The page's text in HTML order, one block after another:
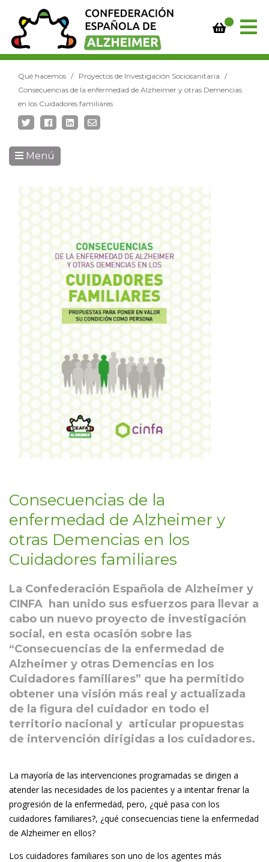
Qué hacemos
Proyectos de Investigación Sociosanitaria
Consecuencias de la enfermedad de Alzheimer y otras Demencias
en los Cuidadores familiares
Menú
Consecuencias de la
enfermedad de Alzheimer y
otras Demencias en los
Cuidadores familiares
La Confederación Española de Alzheimer y
CINFA han unido sus esfuerzos para llevar a
cabo un nuevo proyecto de investigación
social, en esta ocasión sobre las
“Consecuencias de la enfermedad de
Alzheimer y otras Demencias en los
Cuidadores familiares” que ha permitido
obtener una visión más real y actualizada
de la figura del cuidador en todo el
territorio nacional y articular propuestas
de intervención dirigidas a los cuidadores.
La mayoría de las intervenciones programadas se dirigen a
atender las necesidades de los pacientes y a intentar frenar la
progresión de la enfermedad, pero, ¿qué pasa con los
cuidadores familiares?, ¿qué consecuencias tiene la enfermedad
de Alzheimer en ellos?
Los cuidadores familiares son uno de los agentes más